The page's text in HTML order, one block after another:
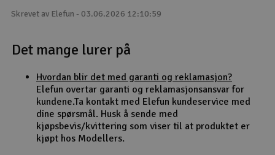
Outlet
Radioutstyr
Raketter
Smarthjem, lek & hobby
Skrevet av Elefun - 03.06.2026 12:10:59
Det mange lurer på
Hvordan blir det med garanti og reklamasjon?
Elefun overtar garanti og reklamasjonsansvar for
kundene.Ta kontakt med Elefun kundeservice med
dine spørsmål. Husk å sende med
kjøpsbevis/kvittering som viser til at produktet er
kjøpt hos Modellers.